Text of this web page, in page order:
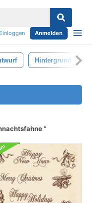
Einloggen Anmelden
Hintergrund